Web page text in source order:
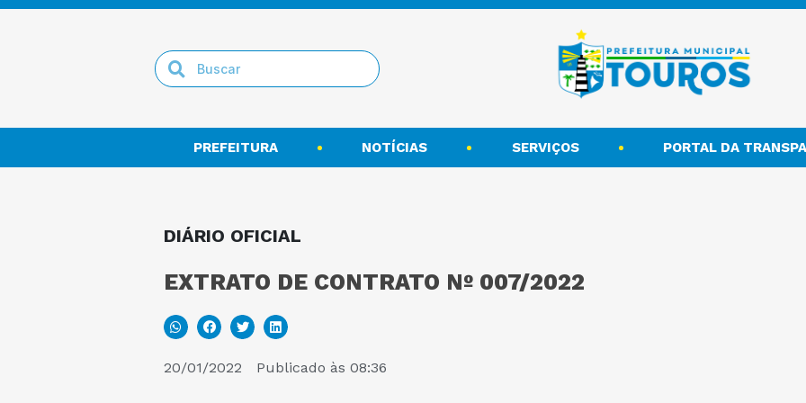
PREFEITURA NOTÍCIAS SERVIÇOS PORTAL DA
DIÁRIO OFICIAL
EXTRATO DE CONTRATO Nº 007/2022
20/01/2022 Publicado às 08:36